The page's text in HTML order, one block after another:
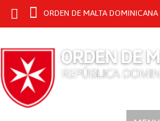
ORDEN DE MALTA DOMINICANA